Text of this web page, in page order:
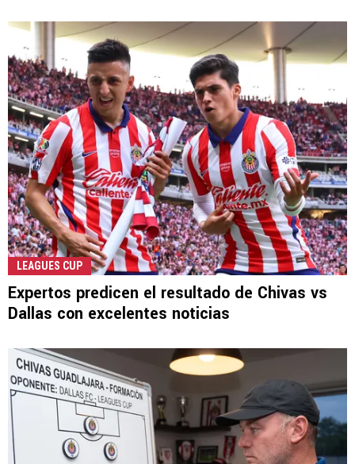
LEAGUES CUP
Expertos predicen el resultado de Chivas vs
Dallas con excelentes noticias